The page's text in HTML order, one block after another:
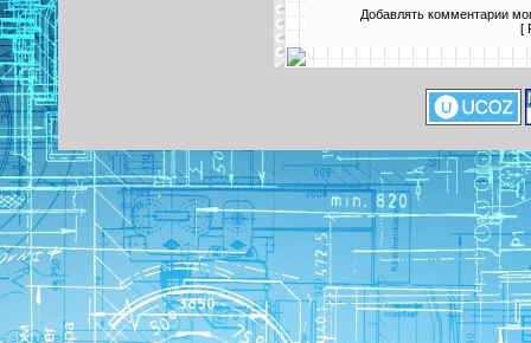
Добавлять комментарии
[